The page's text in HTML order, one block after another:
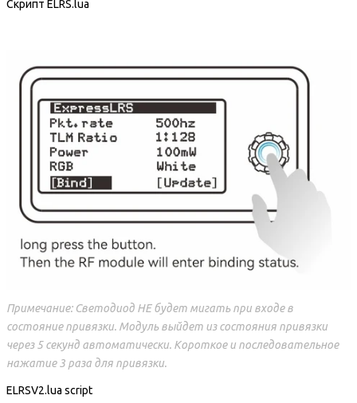
Скрипт ELRS.lua
Примечание: Светодиод НЕ будет мигать при входе в
состояние привязки. Модуль выйдет из состояния привязки
через 5 секунд автоматически. Короткое и последовательное
нажатие 3 раза для привязки.
ELRSV2.lua script